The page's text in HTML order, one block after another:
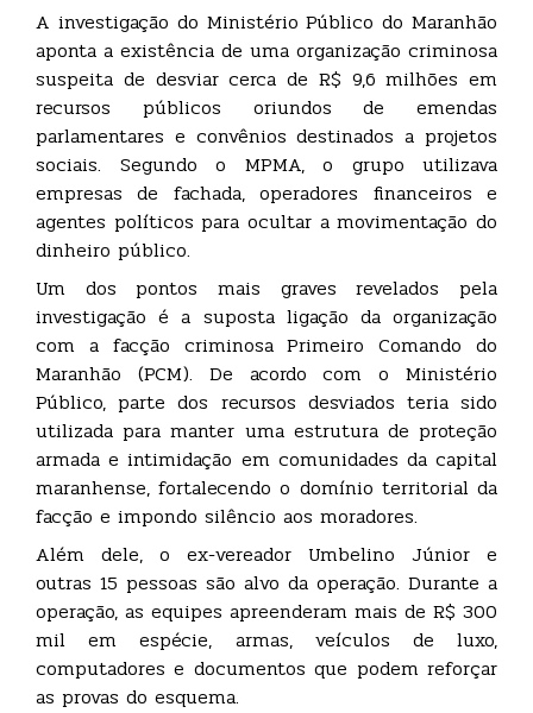
A investigação do Ministério Público do Maranhão
aponta a existência de uma organização criminosa
suspeita de desviar cerca de R$ 9,6 milhões em
recursos públicos oriundos de emendas
parlamentares e convênios destinados a projetos
sociais. Segundo o MPMA, o grupo utilizava
empresas de fachada, operadores financeiros e
agentes políticos para ocultar a movimentação do
dinheiro público.
Um dos pontos mais graves revelados pela
investigação é a suposta ligação da organização
com a facção criminosa Primeiro Comando do
Maranhão (PCM). De acordo com o Ministério
Público, parte dos recursos desviados teria sido
utilizada para manter uma estrutura de proteção
armada e intimidação em comunidades da capital
maranhense, fortalecendo o domínio territorial da
facção e impondo silêncio aos moradores.
Além dele, o ex-vereador Umbelino Júnior e
outras 15 pessoas são alvo da operação. Durante a
operação, as equipes apreenderam mais de R$ 300
mil em espécie, armas, veículos de luxo,
computadores e documentos que podem reforçar
as provas do esquema.